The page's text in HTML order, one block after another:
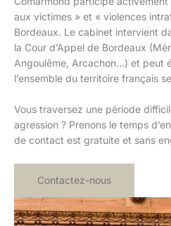
aux victimes » et « violences
Bordeaux. Le cabinet intervient
la Cour d’Appel de Bordeaux
Angoulême, Arcachon…) et peut
l’ensemble du territoire français
Vous traversez une période
agression ? Prenons le temps
de contact est gratuite et sans
Contactez-nous